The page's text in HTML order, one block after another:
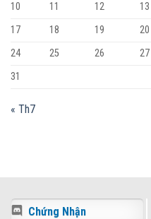
10
11 12 13
17
18 19 20
24
25 26 27
31
« Th7
Chứng Nhận